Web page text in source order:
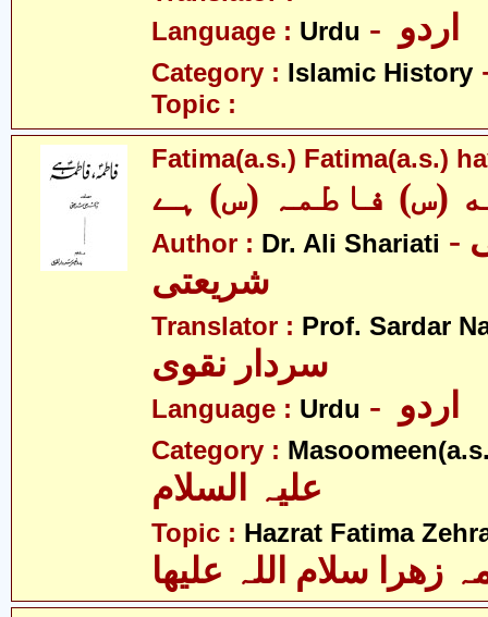
Language : Urdu
Category : Islamic History
Topic :
Fatima(a.s.) Fatima(a.s.)
(س) فاطمہ (س) ہے
Author : Dr. Ali Shariati - ڈاکٹر علی
شریعتی
Translator : Prof. Sardar
سردار نقوی
Language : Urdu
Category :
Topic : Hazrat Fatima
زھرا سلام اللہ علیھا